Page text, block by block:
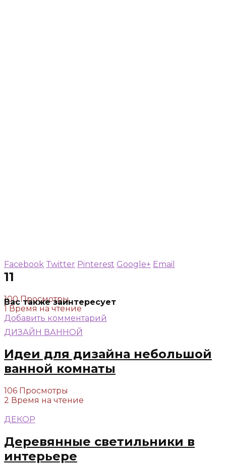
11
100 Просмотры
1 Время на чтение
Добавить комментарий
Facebook Twitter Pinterest Google+ Email
Вас также заинтересует
ДИЗАЙН ВАННОЙ
Идеи для дизайна небольшой
ванной комнаты
106 Просмотры
2 Время на чтение
ДЕКОР
Деревянные светильники в
интерьере